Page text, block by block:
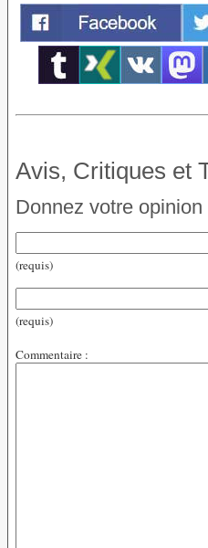
Avis, Critiques et
Donnez votre opinion
(requis)
(requis)
Commentaire :